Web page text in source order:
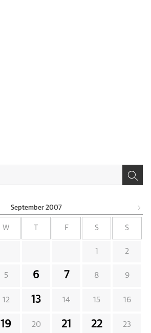
September 2007
W F S S
1 2
5 6 7 8 9
12 13 14 15 16
19 20 21 22 23